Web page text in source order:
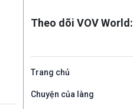
Theo dõi VOV World:
Trang chủ
Chuyện của làng